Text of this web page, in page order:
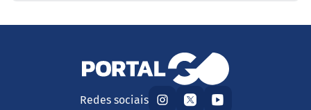
Redes sociais